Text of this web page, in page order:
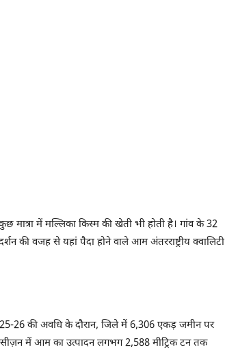
में मल्लिका किस्म की खेती भी होती है। गांव के 32
की वजह से यहां पैदा होने वाले आम अंतरराष्ट्रीय क्वालिटी
26 की अवधि के दौरान, जिले में 6,306 एकड़ जमीन पर
में आम का उत्पादन लगभग 2,588 मीट्रिक टन तक